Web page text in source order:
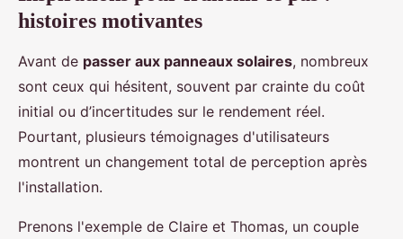
histoires motivantes
Avant de passer aux panneaux solaires, nombreux
sont ceux qui hésitent, souvent par crainte du coût
initial ou d’incertitudes sur le rendement réel.
Pourtant, plusieurs témoignages d'utilisateurs
montrent un changement total de perception après
l'installation.
Prenons l'exemple de Claire et Thomas, un couple